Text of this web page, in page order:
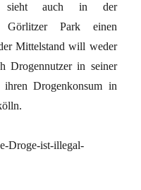
sieht auch in der
Görlitzer Park einen
Mittelstand will weder
Drogennutzer in seiner
Drogenkonsum in
Droge-ist-illegal-